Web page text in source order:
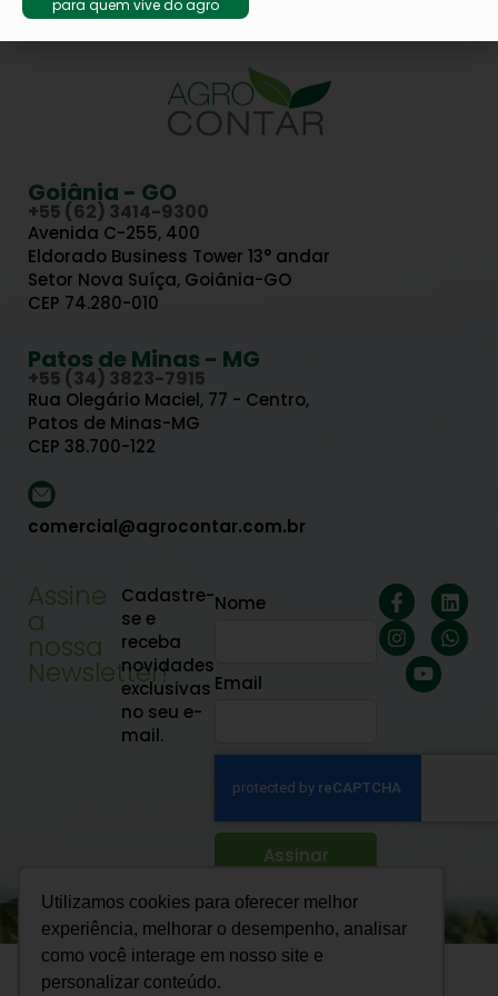
Utilizamos cookies para oferecer melhor
experiência, melhorar o desempenho, analisar
como você interage em nosso site e
personalizar conteúdo.
Goiânia - GO
+55 (62) 3414-9300
Avenida C-255, 400
Eldorado Business Tower 13° andar
Setor Nova Suíça, Goiânia-GO
CEP 74.280-010
Patos de Minas - MG
+55 (34) 3823-7915
Rua Olegário Maciel, 77 - Centro,
Patos de Minas-MG
CEP 38.700-122
comercial@agrocontar.com.br
Assine
a
nossa
Newsletter!
Cadastre-
se e
receba
novidades
exclusivas
no seu e-
mail.
Nome
Email
Assinar
2025 © Agrocontar. Todos os direitos reservados
para quem vive do agro